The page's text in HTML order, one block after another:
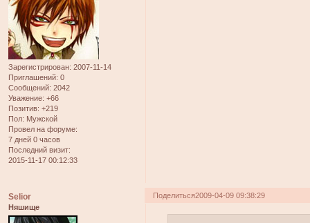
Зарегистрирован: 2007-11-14
Приглашений: 0
Сообщений: 2042
Уважение: +66
Позитив: +219
Пол: Мужской
Провел на форуме:
7 дней 0 часов
Последний визит:
2015-11-17 00:12:33
Поделиться2009-04-09 09:38:29
Selior
Няшище